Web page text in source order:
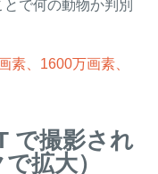
で何の動物か判別
、1600万画素、
で撮影され
拡大）